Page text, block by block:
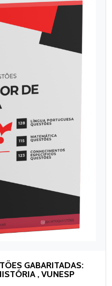
GABARITADAS:
, VUNESP